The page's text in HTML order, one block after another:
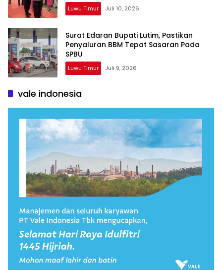
Luwu Timur Juli 10, 2026
Surat Edaran Bupati Lutim, Pastikan
Penyaluran BBM Tepat Sasaran Pada
SPBU
Luwu Timur Juli 9, 2026
vale indonesia